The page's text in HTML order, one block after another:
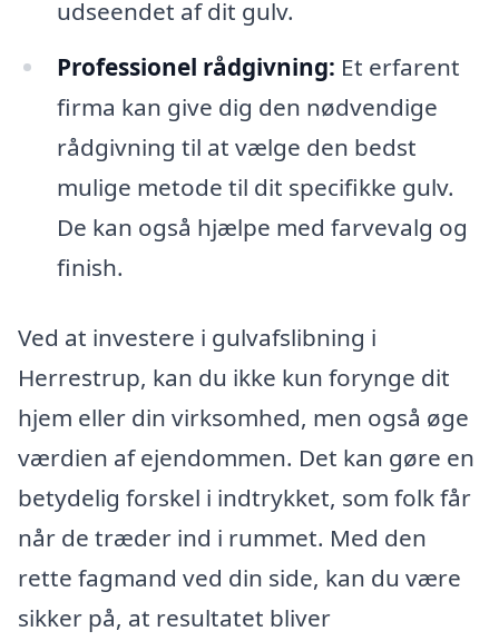
udseendet af dit gulv.
Professionel rådgivning: Et erfarent
firma kan give dig den nødvendige
rådgivning til at vælge den bedst
mulige metode til dit specifikke gulv.
De kan også hjælpe med farvevalg og
finish.
Ved at investere i gulvafslibning i
Herrestrup, kan du ikke kun forynge dit
hjem eller din virksomhed, men også øge
værdien af ejendommen. Det kan gøre en
betydelig forskel i indtrykket, som folk får
når de træder ind i rummet. Med den
rette fagmand ved din side, kan du være
sikker på, at resultatet bliver